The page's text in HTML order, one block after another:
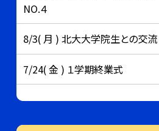
NO.４
8/3( 月 ) 北大大学院生との交流
7/24( 金 ) １学期終業式